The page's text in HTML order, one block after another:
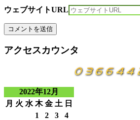
ウェブサイトURL
アクセスカウンタ
2022年12月
月 火 水 木 金 土 日
1
2 3
4